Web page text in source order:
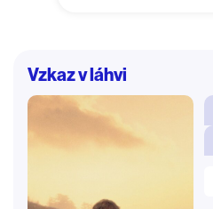
Vzkaz v láhvi